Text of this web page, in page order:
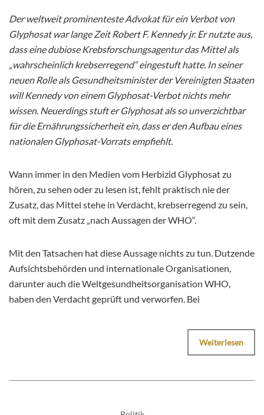
Der weltweit prominenteste Advokat für ein Verbot von
Glyphosat war lange Zeit Robert F. Kennedy jr. Er nutzte aus,
dass eine dubiose Krebsforschungsagentur das Mittel als
„wahrscheinlich krebserregend“ eingestuft hatte. In seiner
neuen Rolle als Gesundheitsminister der Vereinigten Staaten
will Kennedy von einem Glyphosat-Verbot nichts mehr
wissen. Neuerdings stuft er Glyphosat als so unverzichtbar
für die Ernährungssicherheit ein, dass er den Aufbau eines
nationalen Glyphosat-Vorrats empfiehlt.
Wann immer in den Medien vom Herbizid Glyphosat zu
hören, zu sehen oder zu lesen ist, fehlt praktisch nie der
Zusatz, das Mittel stehe in Verdacht, krebserregend zu sein,
oft mit dem Zusatz „nach Aussagen der WHO“.
Mit den Tatsachen hat diese Aussage nichts zu tun. Dutzende
Aufsichtsbehörden und internationale Organisationen,
darunter auch die Weltgesundheitsorganisation WHO,
haben den Verdacht geprüft und verworfen. Bei
Weiterlesen